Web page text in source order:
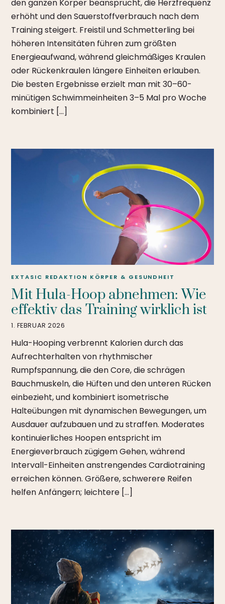
den ganzen Körper beansprucht, die Herzfrequenz
erhöht und den Sauerstoffverbrauch nach dem
Training steigert. Freistil und Schmetterling bei
höheren Intensitäten führen zum größten
Energieaufwand, während gleichmäßiges Kraulen
oder Rückenkraulen längere Einheiten erlauben.
Die besten Ergebnisse erzielt man mit 30–60-
minütigen Schwimmeinheiten 3–5 Mal pro Woche
kombiniert […]
1. FEBRUAR 2026
Mit Hula-Hoop abnehmen: Wie
effektiv das Training wirklich ist
EXTASIC REDAKTION KÖRPER & GESUNDHEIT
Hula-Hooping verbrennt Kalorien durch das
Aufrechterhalten von rhythmischer
Rumpfspannung, die den Core, die schrägen
Bauchmuskeln, die Hüften und den unteren Rücken
einbezieht, und kombiniert isometrische
Halteübungen mit dynamischen Bewegungen, um
Ausdauer aufzubauen und zu straffen. Moderates
kontinuierliches Hoopen entspricht im
Energieverbrauch zügigem Gehen, während
Intervall-Einheiten anstrengendes Cardiotraining
erreichen können. Größere, schwerere Reifen
helfen Anfängern; leichtere […]